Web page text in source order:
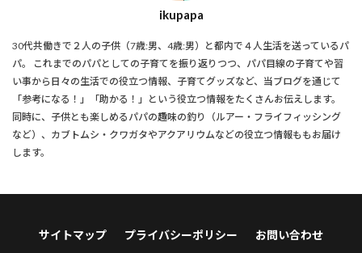
ikupapa
30代共働きで２人の子供（7歳:男、4歳:男）と都内で４人生活を送っているパ
パ。 これまでのパパとしての子育てを振り返りつつ、パパ目線の子育てや習
い事から日々の生活での役立つ情報、子育てグッズなど、当ブログを通じて
「参考になる！」「助かる！」という役立つ情報をたくさんお伝えします。
同時に、子供とも楽しめるパパの趣味の釣り（ルアー・フライフィッシング
など）、カブトムシ・クワガタやアクアリウムなどの役立つ情報ももお届け
します。
サイトマップ プライバシーポリシー お問い合わせ